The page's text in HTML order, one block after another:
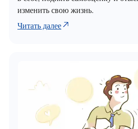
изменить свою жизнь.
Читать далее